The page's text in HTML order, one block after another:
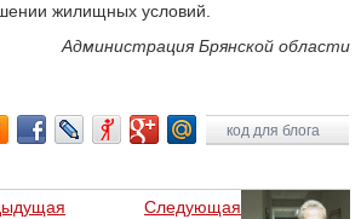
жилищных условий.
Администрация Брянской области
код для блога
Следующая